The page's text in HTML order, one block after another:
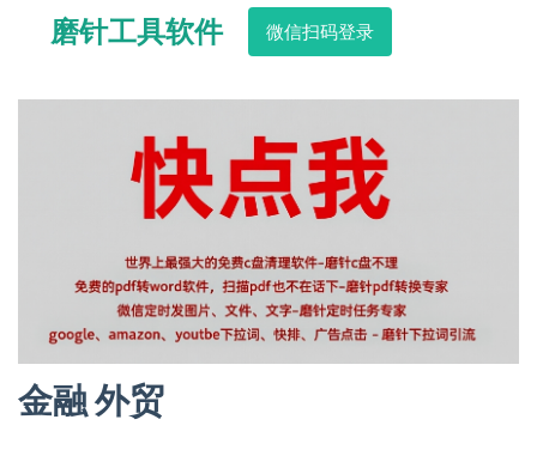
磨针工具软件 微信扫码登录
金融 外贸